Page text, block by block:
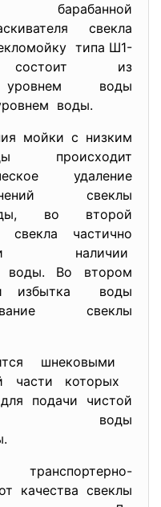
свекла
типа Ш1-
состоит из
уровнем воды
воды.
мойки с низким
удаление
свеклы
во второй
свекла частично
наличии
воды. Во втором
избытка воды
свеклы
шнековыми
части которых
подачи чистой
воды
качества свеклы